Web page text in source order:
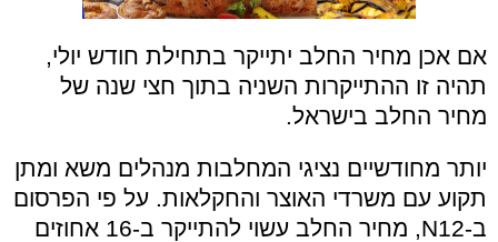
אם אכן מחיר החלב יתייקר בתחילת חודש יולי,
תהיה זו ההתייקרות השניה בתוך חצי שנה של
מחיר החלב בישראל.
יותר מחודשיים נציגי המחלבות מנהלים משא ומתן
תקוע עם משרדי האוצר והחקלאות. על פי הפרסום
ב-N12, מחיר החלב עשוי להתייקר ב-16 אחוזים